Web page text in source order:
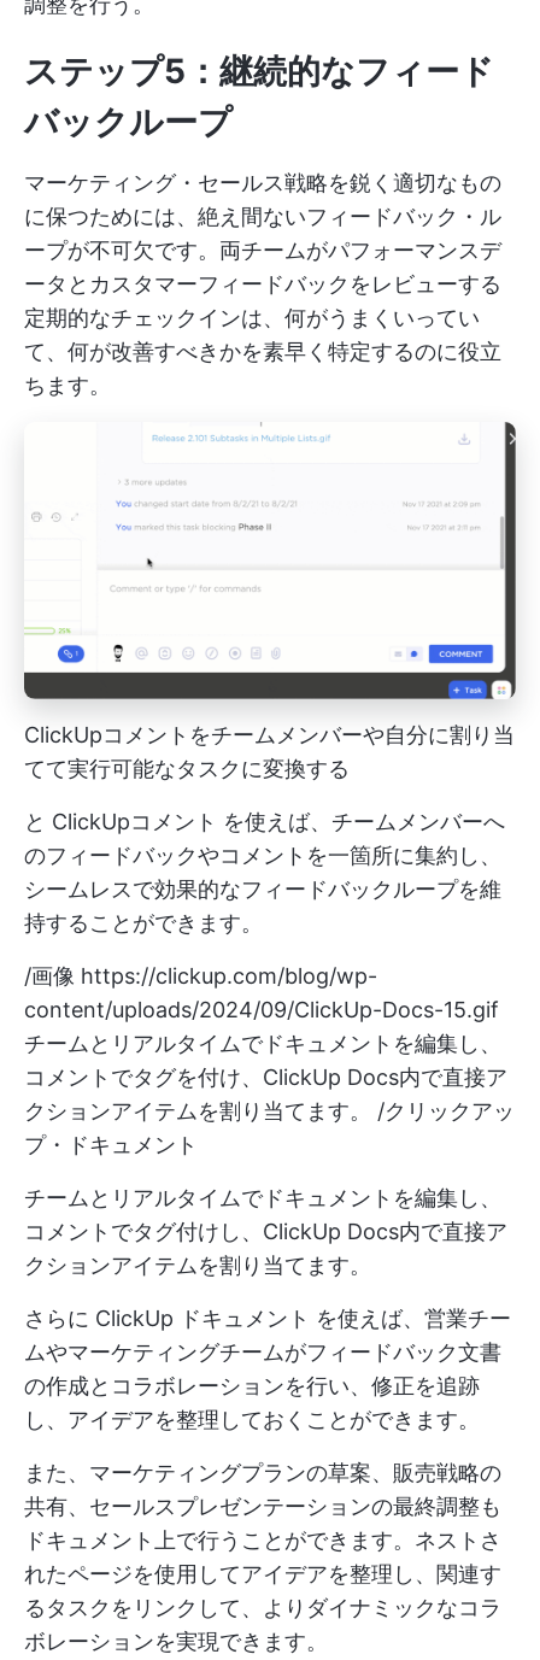
ステップ5：継続的なフィード
バックループ
マーケティング・セールス戦略を鋭く適切なもの
に保つためには、絶え間ないフィードバック・ル
ープが不可欠です。両チームがパフォーマンスデ
ータとカスタマーフィードバックをレビューする
定期的なチェックインは、何がうまくいってい
て、何が改善すべきかを素早く特定するのに役立
ちます。
ClickUpコメントをチームメンバーや自分に割り当
てて実行可能なタスクに変換する
と ClickUpコメント を使えば、チームメンバーへ
のフィードバックやコメントを一箇所に集約し、
シームレスで効果的なフィードバックループを維
持することができます。
/画像 https://clickup.com/blog/wp-
content/uploads/2024/09/ClickUp-Docs-15.gif
チームとリアルタイムでドキュメントを編集し、
コメントでタグを付け、ClickUp Docs内で直接ア
クションアイテムを割り当てます。 /クリックアッ
プ・ドキュメント
チームとリアルタイムでドキュメントを編集し、
コメントでタグ付けし、ClickUp Docs内で直接ア
クションアイテムを割り当てます。
さらに ClickUp ドキュメント を使えば、営業チー
ムやマーケティングチームがフィードバック文書
の作成とコラボレーションを行い、修正を追跡
し、アイデアを整理しておくことができます。
また、マーケティングプランの草案、販売戦略の
共有、セールスプレゼンテーションの最終調整も
ドキュメント上で行うことができます。ネストさ
れたページを使用してアイデアを整理し、関連す
るタスクをリンクして、よりダイナミックなコラ
ボレーションを実現できます。